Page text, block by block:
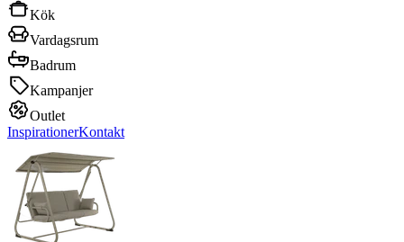
Kök
Vardagsrum
Badrum
Kampanjer
Outlet
InspirationerKontakt